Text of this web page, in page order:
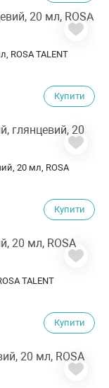
ROSA TALENT
Купити
20 мл, ROSA
Купити
TALENT
Купити